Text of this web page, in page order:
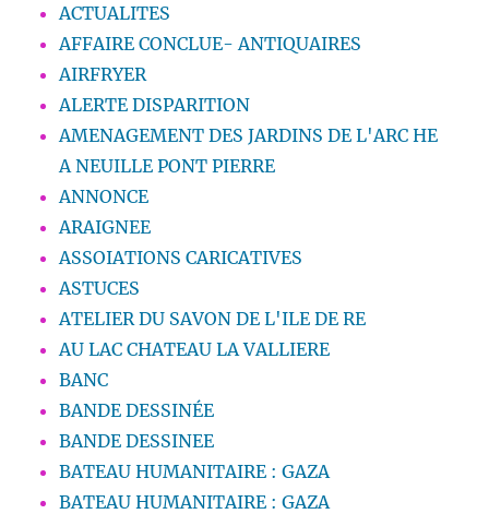
ACTUALITES
AFFAIRE CONCLUE- ANTIQUAIRES
AIRFRYER
ALERTE DISPARITION
AMENAGEMENT DES JARDINS DE L'ARC HE
A NEUILLE PONT PIERRE
ANNONCE
ARAIGNEE
ASSOIATIONS CARICATIVES
ASTUCES
ATELIER DU SAVON DE L'ILE DE RE
AU LAC CHATEAU LA VALLIERE
BANC
BANDE DESSINÉE
BANDE DESSINEE
BATEAU HUMANITAIRE : GAZA
BATEAU HUMANITAIRE : GAZA